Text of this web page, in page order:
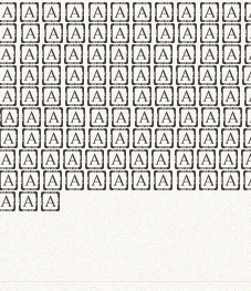
lacus,
tempor